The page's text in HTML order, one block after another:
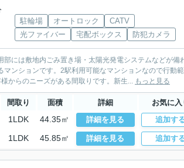
駐輪場 オートロック
CATV
光ファイバー
宅配ボックス 防犯カメラ
には敷地内ごみ置き場・太陽光発電システムなどが備
ンションです。2駅利用可能なマンションなので行動
からのニーズがある間取りです。新生... もっと見る
間取り 面積 詳細 お気に入
1LDK 44.35㎡ 詳細を見る 追加す
1LDK 45.85㎡ 詳細を見る 追加す